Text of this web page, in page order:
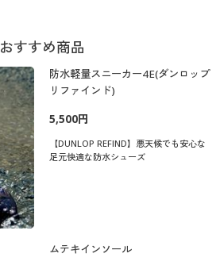
おすすめ商品
防水軽量スニーカー4E(ダンロップ
リファインド)
5,500円
【DUNLOP REFIND】悪天候でも安心な
足元快適な防水シューズ
ムテキインソール